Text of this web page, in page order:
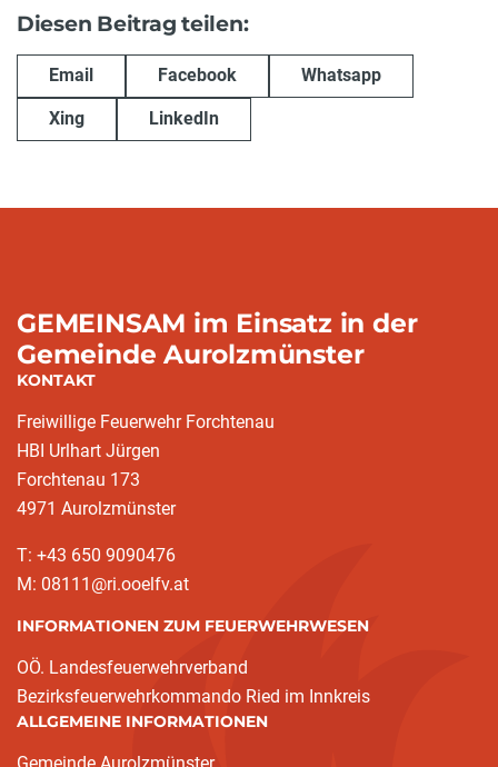
Diesen Beitrag teilen:
Email Facebook Whatsapp
Xing LinkedIn
GEMEINSAM im Einsatz in der
Gemeinde Aurolzmünster
KONTAKT
Freiwillige Feuerwehr Forchtenau
HBI Urlhart Jürgen
Forchtenau 173
4971 Aurolzmünster
T: +43 650 9090476
M: 08111@ri.ooelfv.at
INFORMATIONEN ZUM FEUERWEHRWESEN
OÖ. Landesfeuerwehrverband
Bezirksfeuerwehrkommando Ried im Innkreis
ALLGEMEINE INFORMATIONEN